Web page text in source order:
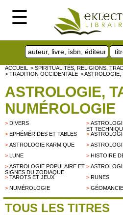
☰
ACCUEIL
> SPIRITUALITÉS, RELIGIONS,
> TRADITION OCCIDENTALE > ASTROLOGIE,
ASTROLOGIE,
NUMÉROLOGIE
> DIVERS >
ET
> EPHÉMÉRIDES ET TABLES >
> ASTROLOGIE KARMIQUE >
> LUNE >HISTOIRE
> ASTROLOGIE POPULAIRE ET
SIGNES DU ZODIAQUE
>
> TAROTS ET JEUX >RUNES
> NUMÉROLOGIE >GÉOMANCIE
TOUS LES TITRES